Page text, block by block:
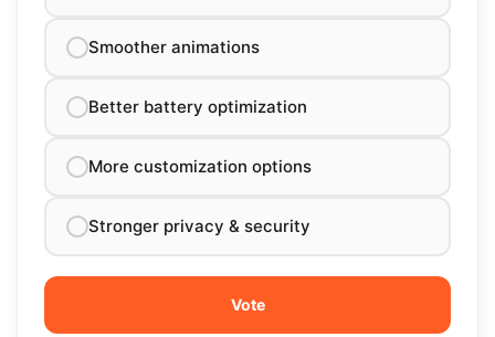
Smoother animations
Better battery optimization
More customization options
Stronger privacy & security